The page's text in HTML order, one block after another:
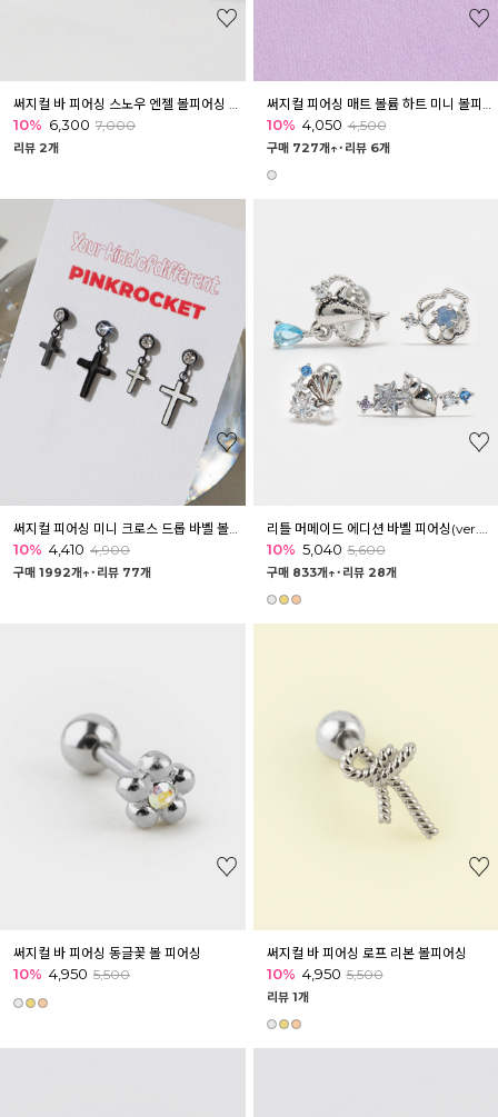
써지컬 바 피어싱 스노우 엔젤 볼피어싱 아웃컨츠 귓바퀴
10% 6,300 7,000
리뷰 2개
써지컬 피어싱 매트 볼륨 하트 미니 볼피어싱 바벨
10% 4,050 4,500
구매 727개↑˙ 리뷰 6개
써지컬 피어싱 미니 크로스 드롭 바벨 볼피어싱
10% 4,410 4,900
구매 1992개↑˙ 리뷰 77개
리틀 머메이드 에디션 바벨 피어싱(ver.블루오션)
10% 5,040 5,600
구매 833개↑˙ 리뷰 28개
써지컬 바 피어싱 동글꽃 볼 피어싱
10% 4,950 5,500
써지컬 바 피어싱 로프 리본 볼피어싱
10% 4,950 5,500
리뷰 1개